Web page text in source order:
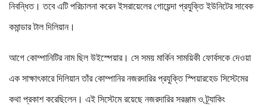
নিবন্ধিত। তবে এটি পরিচালনা করেন ইসরায়েলের গোয়েন্দা প্রযুক্তি ইউনিটের সাবেক
কমান্ডার টাল দিলিয়ান।
আগে কোম্পানিটির নাম ছিল উইস্পেয়ার। সে সময় মার্কিন সাময়িকী ফোর্বসকে দেওয়া
এক সাক্ষাৎকারে দিলিয়ান তাঁর কোম্পানির নজরদারির প্রযুক্তি স্পিয়ারহেড সিস্টেমের
কথা প্রকাশ করেছিলেন। এই সিস্টেমে রয়েছে নজরদারির সরঞ্জাম ও ট্র্যাকিং